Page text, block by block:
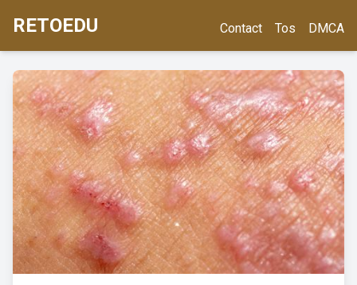
RETOEDU Contact Tos DMCA